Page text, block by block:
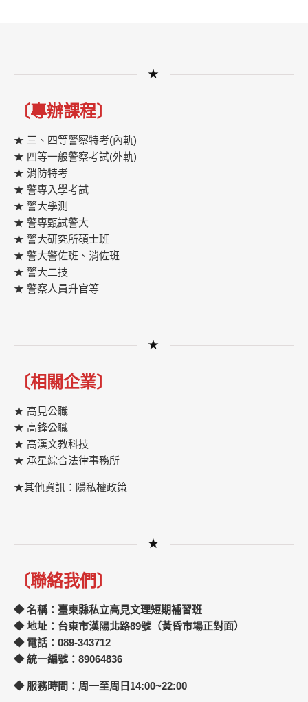
★
〔專辦課程〕
★ 三、四等警察特考(內軌)
★ 四等一般警察考試(外軌)
★ 消防特考
★ 警專入學考試
★ 警大學測
★ 警專甄試警大
★ 警大研究所碩士班
★ 警大警佐班、消佐班
★ 警大二技
★ 警察人員升官等
★
〔相關企業〕
★ 高見公職
★ 高鋒公職
★ 高漢文教科技
★ 承星綜合法律事務所
★其他資訊：隱私權政策
★
〔聯絡我們〕
◆ 名稱：臺東縣私立高見文理短期補習班
◆ 地址：台東市漢陽北路89號（黃昏市場正對面）
◆ 電話：089-343712
◆ 統一編號：89064836
◆ 服務時間：周一至周日14:00~22:00